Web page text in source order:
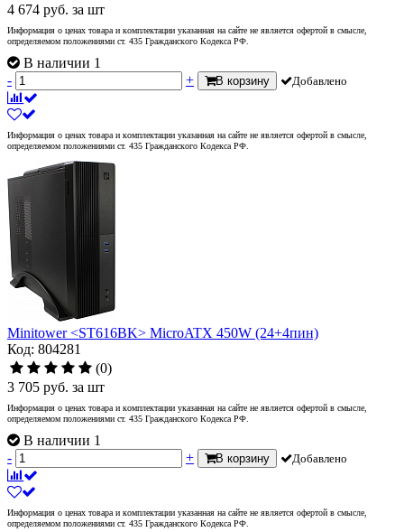
4 674 руб. за шт
Информация о ценах товара и комплектации указанная на сайте не является офертой в смысле,
определяемом положениями ст. 435 Гражданского Кодекса РФ.
В наличии 1
-
+ В корзину Добавлено
Информация о ценах товара и комплектации указанная на сайте не является офертой в смысле,
определяемом положениями ст. 435 Гражданского Кодекса РФ.
Minitower <ST616BK> MicroATX 450W (24+4пин)
Код: 804281
(0)
3 705 руб. за шт
Информация о ценах товара и комплектации указанная на сайте не является офертой в смысле,
определяемом положениями ст. 435 Гражданского Кодекса РФ.
В наличии 1
-
+ В корзину Добавлено
Информация о ценах товара и комплектации указанная на сайте не является офертой в смысле,
определяемом положениями ст. 435 Гражданского Кодекса РФ.